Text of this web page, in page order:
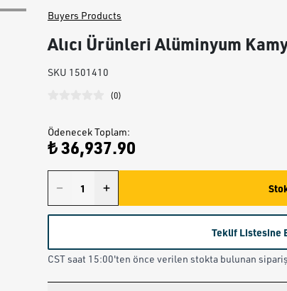
Buyers Products
Alıcı Ürünleri Alüminyum
SKU 1501410
(0)
Ödenecek Toplam:
₺ 36,937.90
Teklif Listesine
CST saat 15:00'ten önce verilen stokta bulunan